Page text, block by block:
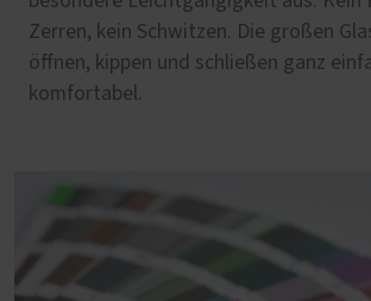
Zerren, kein Schwitzen. Die großen
öffnen, kippen und schließen ganz
komfortabel.